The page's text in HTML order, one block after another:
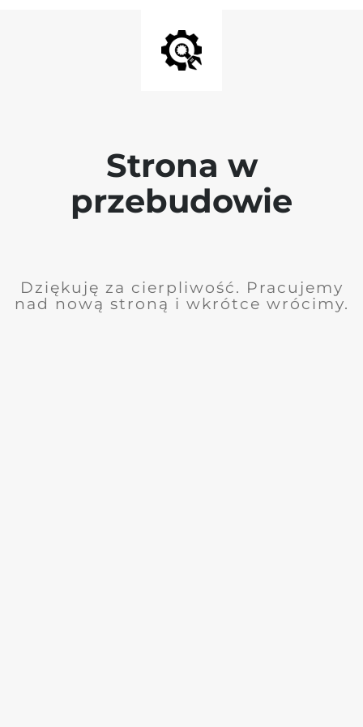
Strona w
przebudowie
Dziękuję za cierpliwość. Pracujemy
nad nową stroną i wkrótce wrócimy.